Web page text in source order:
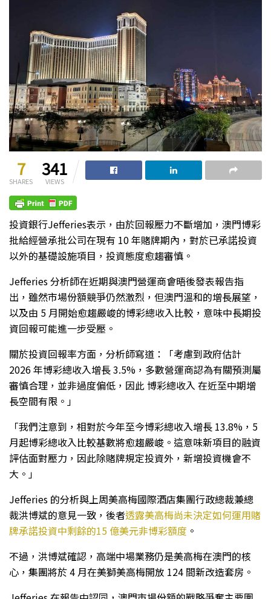
7
SHARES
341
VIEWS
投資銀行Jefferies表示，由於回報壓力不斷增加，澳門博彩
批給經營承批公司在現有 10 年賭牌期內，對於已承諾投資
以外的基礎設施項目，投資態度愈趨審慎。
Jefferies 分析師在近期與澳門營運商會晤後發表報告指
出，雖然市場份額競爭仍然激烈，但澳門溫和的增長展望，
以及由 5 月開始愈趨嚴峻的博彩總收入比較，意味中長期投
資回報可能進一步受壓。
關於投資回報率方面，分析師寫道：「考慮到政府估計
2026 年博彩總收入增長 3.5%，多數營運商認為有關預測屬
審慎合理，並非過度偏低，因此 博彩總收入 在近至中期增
長空間有限。」
「我們注意到，相對於今年至今博彩總收入增長 13.8%，5
月起博彩總收入比較基數將愈趨嚴峻。這意味新項目的融資
評估面對壓力，因此除賭牌規定投資外，新增投資機會不
大。」
Jefferies 的分析與上周美高梅國際酒店集團行政總裁兼總
裁洪博斌的意見一致，後者透露美高梅尚未決定如何運用賭
牌承諾投資中剩餘的15 億美元非博彩額度 。
不過，洪博斌確認，高端中場業務仍是美高梅在澳門的核
心，集團將於 4 月在美獅美高梅開放 124 間新改造套房。